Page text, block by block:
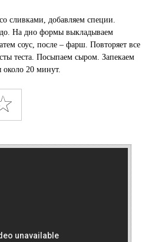
сливками, добавляем специи.
На дно формы выкладываем
соус, после – фарш. Повторяет все
теста. Посыпаем сыром. Запекаем
около 20 минут.